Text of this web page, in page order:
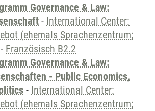
Governance & Law:
- International Center:
(ehemals Sprachenzentrum;
- Französisch B2.2
Governance & Law:
- Public Economics,
- International Center:
(ehemals Sprachenzentrum;